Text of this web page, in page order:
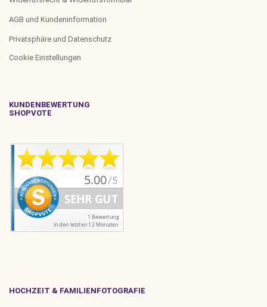
AGB und Kundeninformation
Privatsphäre und Datenschutz
Cookie Einstellungen
KUNDENBEWERTUNG
SHOPVOTE
HOCHZEIT & FAMILIENFOTOGRAFIE